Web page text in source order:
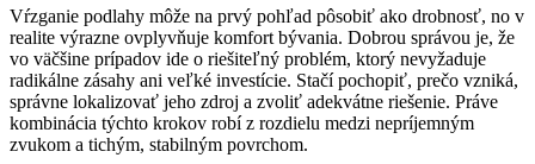
Vŕzganie podlahy môže na prvý pohľad pôsobiť ako drobnosť, no v
realite výrazne ovplyvňuje komfort bývania. Dobrou správou je, že
vo väčšine prípadov ide o riešiteľný problém, ktorý nevyžaduje
radikálne zásahy ani veľké investície. Stačí pochopiť, prečo vzniká,
správne lokalizovať jeho zdroj a zvoliť adekvátne riešenie. Práve
kombinácia týchto krokov robí z rozdielu medzi nepríjemným
zvukom a tichým, stabilným povrchom.